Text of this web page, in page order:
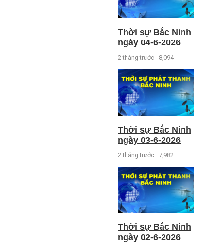
Thời sự Bắc Ninh
ngày 04-6-2026
2 tháng trước 8,094
Thời sự Bắc Ninh
ngày 03-6-2026
2 tháng trước 7,982
Thời sự Bắc Ninh
ngày 02-6-2026